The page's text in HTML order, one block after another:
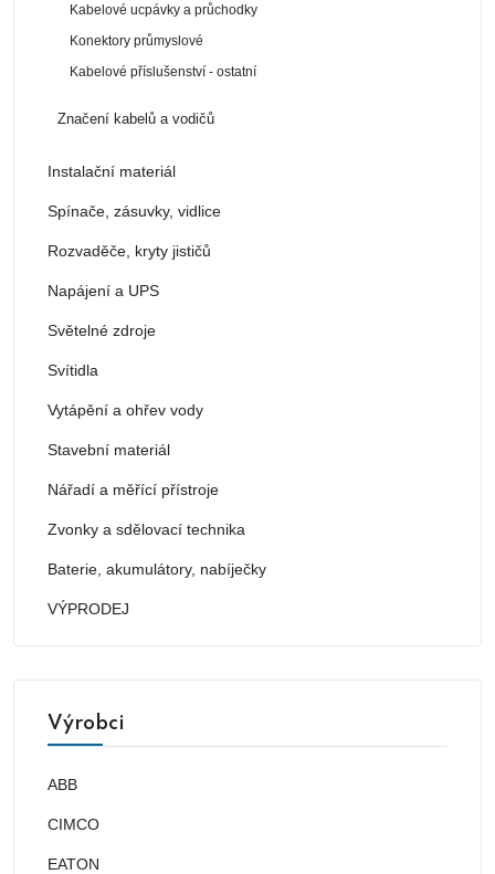
Kabelové ucpávky a průchodky
Konektory průmyslové
Kabelové příslušenství - ostatní
Značení kabelů a vodičů
Instalační materiál
Spínače, zásuvky, vidlice
Rozvaděče, kryty jističů
Napájení a UPS
Světelné zdroje
Svítidla
Vytápění a ohřev vody
Stavební materiál
Nářadí a měřící přístroje
Zvonky a sdělovací technika
Baterie, akumulátory, nabíječky
VÝPRODEJ
Výrobci
ABB
CIMCO
EATON